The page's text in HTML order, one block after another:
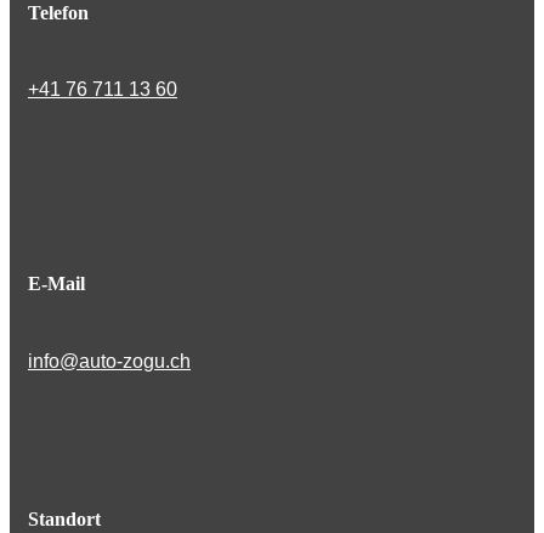
Telefon
+41 76 711 13 60
E-Mail
info@auto-zogu.ch
Standort